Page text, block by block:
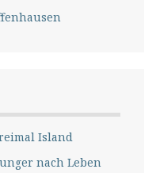
Island
nach Leben